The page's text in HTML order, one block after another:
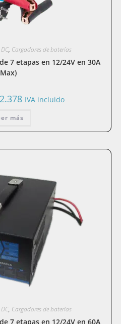
, Cargadores de baterías
7 etapas en 12/24V en 30A
Max)
El
precio
es:
IVA incluido
más
, Cargadores de baterías
7 etapas en 12/24V en 60A